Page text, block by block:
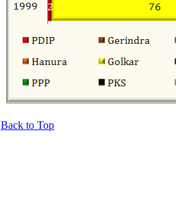
Back to Top